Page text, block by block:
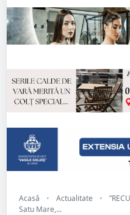
Acasă • Actualitate •
Satu Mare,...